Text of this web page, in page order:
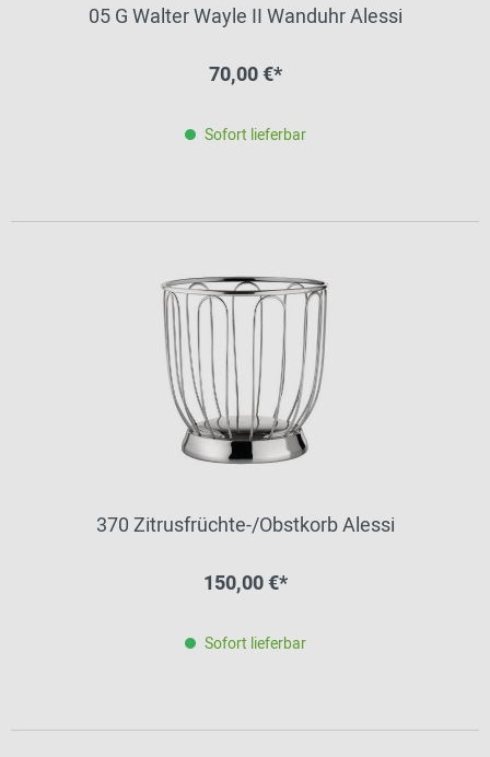
05 G Walter Wayle II Wanduhr Alessi
70,00 €*
Sofort lieferbar
370 Zitrusfrüchte-/Obstkorb Alessi
150,00 €*
Sofort lieferbar